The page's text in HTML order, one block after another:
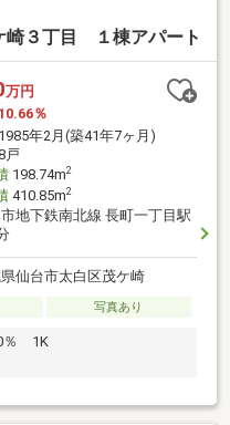
崎３丁目 １棟アパート
万円
10.66％
1985年2月(築41年7ヶ月)
戸
198.74m2
410.85m2
地下鉄南北線 長町一丁目駅
仙台市太白区茂ケ崎
写真あり
％ 1K